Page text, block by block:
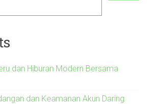
dan Hiburan Modern Bersama
dan Keamanan Akun Daring